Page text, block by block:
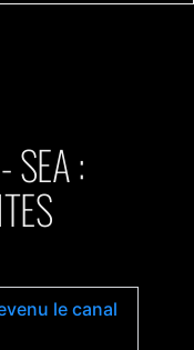
SEA :
le canal